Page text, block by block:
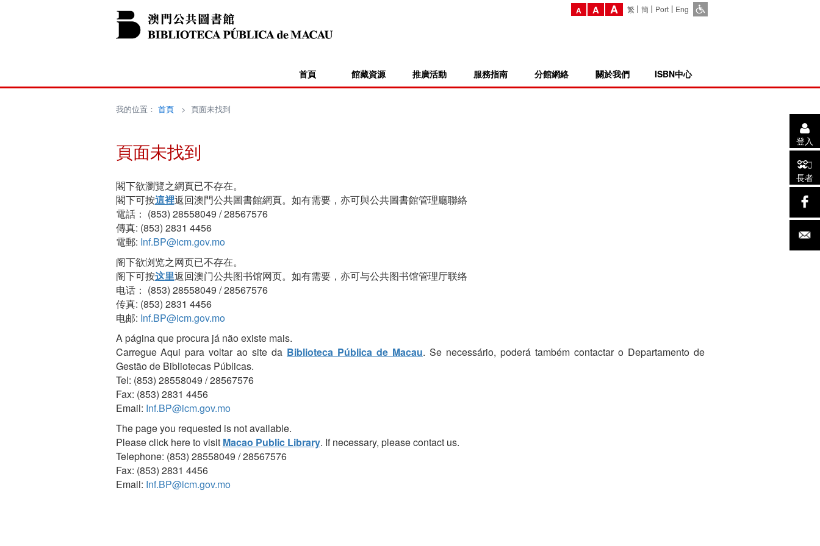
A A A 繁 簡 Port Eng
首頁 館藏資源 推廣活動 服務指南 分館網絡 關於我們 ISBN中心
登入
長者
我的位置： 首頁> 頁面未找到
頁面未找到
閣下欲瀏覽之網頁已不存在。
閣下可按這裡返回澳門公共圖書館網頁。如有需要，亦可與公共圖書館管理廳聯絡
電話： (853) 28558049 / 28567576
傳真: (853) 2831 4456
電郵: Inf.BP@icm.gov.mo
阁下欲浏览之网页已不存在。
阁下可按这里返回澳门公共图书馆网页。如有需要，亦可与公共图书馆管理厅联络
电话： (853) 28558049 / 28567576
传真: (853) 2831 4456
电邮: Inf.BP@icm.gov.mo
A página que procura já não existe mais.
Carregue Aqui para voltar ao site da Biblioteca Pública de Macau. Se necessário, poderá também contactar o Departamento de
Gestão de Bibliotecas Públicas.
Tel: (853) 28558049 / 28567576
Fax: (853) 2831 4456
Email: Inf.BP@icm.gov.mo
The page you requested is not available.
Please click here to visit Macao Public Library. If necessary, please contact us.
Telephone: (853) 28558049 / 28567576
Fax: (853) 2831 4456
Email: Inf.BP@icm.gov.mo